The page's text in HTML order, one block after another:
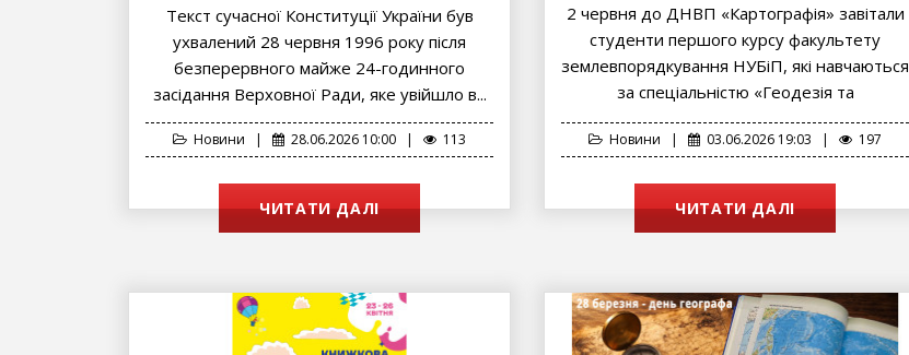
Текст сучасної Конституції України був
ухвалений 28 червня 1996 року після
безперервного майже 24-годинного
засідання Верховної Ради, яке увійшло в...
Новини | 28.06.2026 10:00 | 113
ЧИТАТИ ДАЛІ
2 червня до ДНВП «Картографія» завітали
студенти першого курсу факультету
землевпорядкування НУБіП, які навчаються
за спеціальністю «Геодезія та
землеустрій».Під час...
Новини | 03.06.2026 19:03 | 197
ЧИТАТИ ДАЛІ